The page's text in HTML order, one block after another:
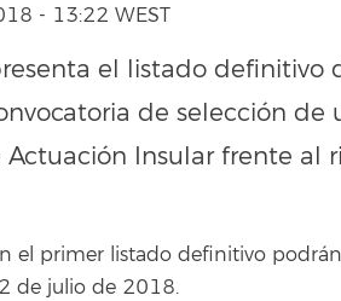
- 13:22 WEST
el listado definitivo
de selección
Actuación Insular frente al
el primer listado definitivo
de julio de 2018.